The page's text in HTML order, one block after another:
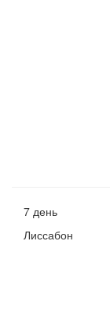
7 день
Лиссабон